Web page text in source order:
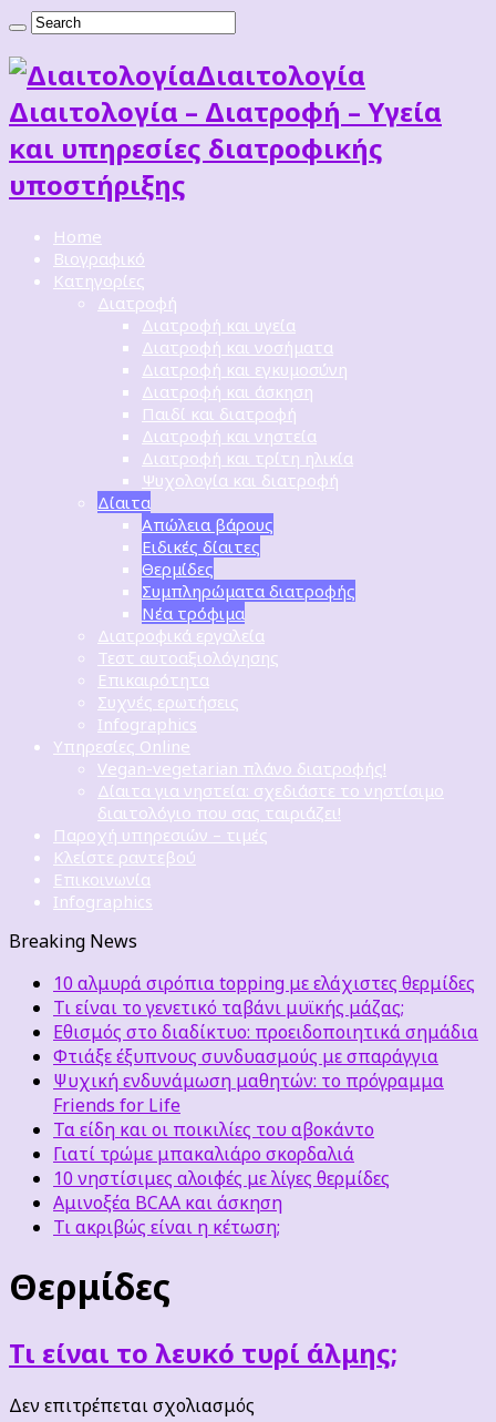
Διαιτoλογία
Διαιτολογία – Διατροφή – Υγεία
και υπηρεσίες διατροφικής
υποστήριξης
Home
Βιογραφικό
Κατηγορίες
Διατροφή
Διατροφή και υγεία
Διατροφή και νοσήματα
Διατροφή και εγκυμοσύνη
Διατροφή και άσκηση
Παιδί και διατροφή
Διατροφή και νηστεία
Διατροφή και τρίτη ηλικία
Ψυχολογία και διατροφή
Δίαιτα
Απώλεια βάρους
Ειδικές δίαιτες
Θερμίδες
Συμπληρώματα διατροφής
Νέα τρόφιμα
Διατροφικά εργαλεία
Τεστ αυτοαξιολόγησης
Επικαιρότητα
Συχνές ερωτήσεις
Infographics
Υπηρεσίες Online
Vegan-vegetarian πλάνο διατροφής!
Δίαιτα για νηστεία: σχεδιάστε το νηστίσιμο
διαιτολόγιο που σας ταιριάζει!
Παροχή υπηρεσιών – τιμές
Κλείστε ραντεβού
Επικοινωνία
Infographics
Breaking News
10 αλμυρά σιρόπια topping με ελάχιστες θερμίδες
Τι είναι το γενετικό ταβάνι μυϊκής μάζας;
Εθισμός στο διαδίκτυο: προειδοποιητικά σημάδια
Φτιάξε έξυπνους συνδυασμούς με σπαράγγια
Ψυχική ενδυνάμωση μαθητών: το πρόγραμμα
Friends for Life
Τα είδη και οι ποικιλίες του αβοκάντο
Γιατί τρώμε μπακαλιάρο σκορδαλιά
10 νηστίσιμες αλοιφές με λίγες θερμίδες
Αμινοξέα BCAA και άσκηση
Τι ακριβώς είναι η κέτωση;
Θερμίδες
Τι είναι το λευκό τυρί άλμης;
Δεν επιτρέπεται σχολιασμός